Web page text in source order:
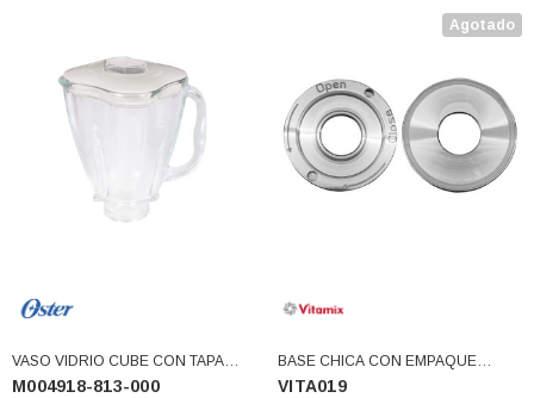
VASO VIDRIO CUBE CON TAPA
(M004918-813-000)
M004918-813-000
Agotado
BASE CHICA CON EMPAQUE
(VITA019)
VITA019